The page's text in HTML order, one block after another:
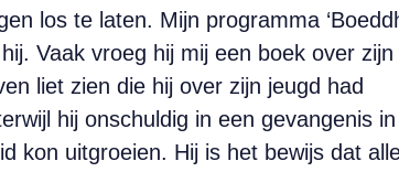
los te laten. Mijn programma
Vaak vroeg hij mij een boek over zijn
liet zien die hij over zijn jeugd had
hij onschuldig in een gevangenis in
kon uitgroeien. Hij is het bewijs dat